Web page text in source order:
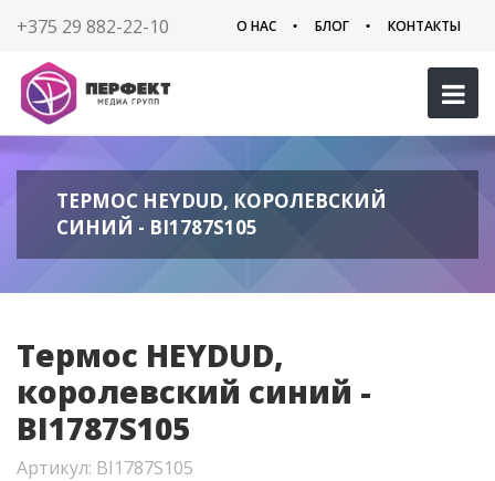
+375 29 882-22-10 О НАС БЛОГ КОНТАКТЫ
ТЕРМОС HEYDUD, КОРОЛЕВСКИЙ
СИНИЙ - BI1787S105
Термос HEYDUD,
королевский синий -
BI1787S105
Артикул: BI1787S105